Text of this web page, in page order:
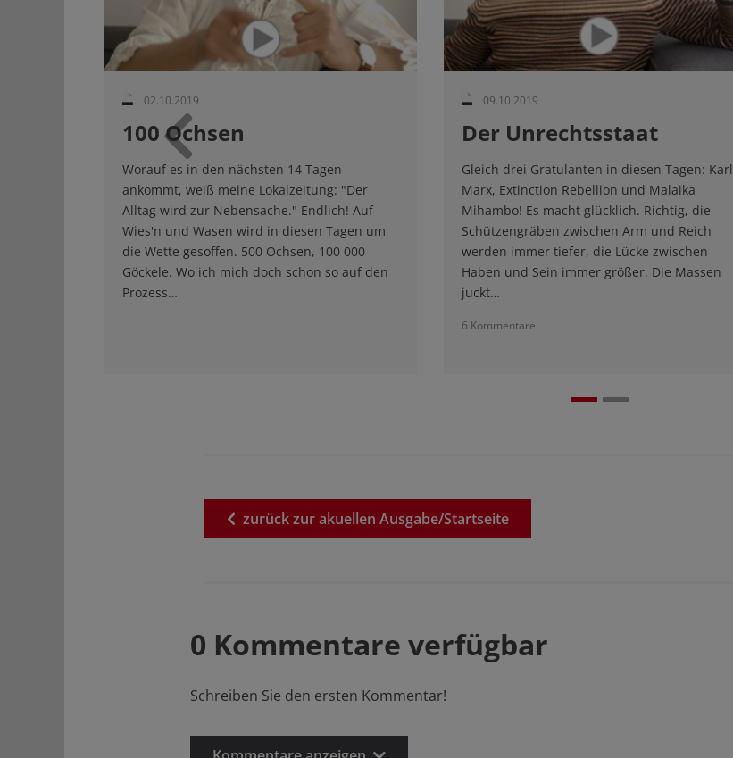
02.10.2019
100 Ochsen
Worauf es in den nächsten 14 Tagen
ankommt, weiß meine Lokalzeitung: "Der
Alltag wird zur Nebensache." Endlich! Auf
Wies'n und Wasen wird in diesen Tagen um
die Wette gesoffen. 500 Ochsen, 100 000
Göckele. Wo ich mich doch schon so auf den
Prozess…
09.10.2019
Der Unrechtsstaat
Gleich drei Gratulanten in diesen Tagen: Karl
Marx, Extinction Rebellion und Malaika
Mihambo! Es macht glücklich. Richtig, die
Schützengräben zwischen Arm und Reich
werden immer tiefer, die Lücke zwischen
Haben und Sein immer größer. Die Massen
juckt…
6 Kommentare
Zurück
zurückzurakuellen Ausgabe/Startseite
0 Kommentare verfügbar
Schreiben Sie den ersten Kommentar!